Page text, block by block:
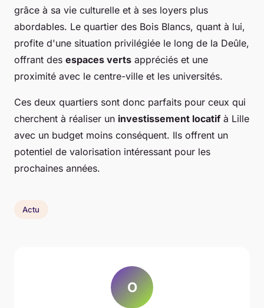
grâce à sa vie culturelle et à ses loyers plus
abordables. Le quartier des Bois Blancs, quant à lui,
profite d'une situation privilégiée le long de la Deûle,
offrant des espaces verts appréciés et une
proximité avec le centre-ville et les universités.
Ces deux quartiers sont donc parfaits pour ceux qui
cherchent à réaliser un investissement locatifà Lille
avec un budget moins conséquent. Ils offrent un
potentiel de valorisation intéressant pour les
prochaines années.
Actu
O